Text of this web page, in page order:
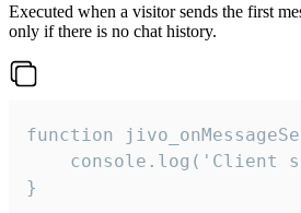
Executed when a visitor sends the first
only if there is no chat history.
function
console.log('Client
}